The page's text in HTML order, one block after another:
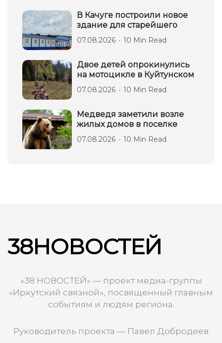
В Качуге построили новое
здание для старейшего
07.08.2026 10 Min Read
Двое детей опрокинулись
на мотоцикле в Куйтунском
07.08.2026 10 Min Read
Медведя заметили возле
жилых домов в поселке
07.08.2026 10 Min Read
38НОВОСТЕЙ
«38 НОВОСТЕЙ» — проект медиа-группы
«Иркутский связной», посвященный главным
событиям и людям региона.
Руководитель проекта — Павел Добродеев